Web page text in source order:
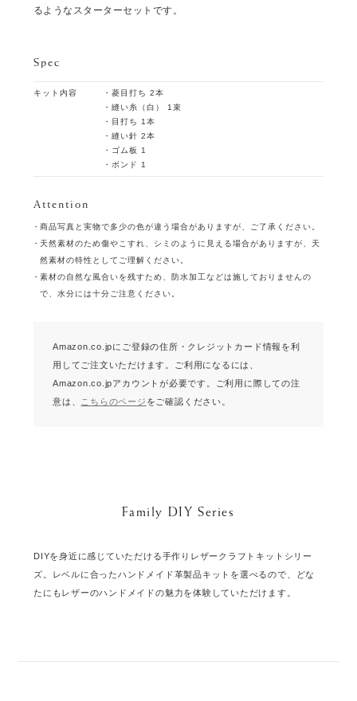
るようなスターターセットです。
Spec
キット内容
・菱目打ち 2本
・縫い糸（白） 1束
・目打ち 1本
・縫い針 2本
・ゴム板 1
・ボンド 1
Attention
商品写真と実物で多少の色が違う場合がありますが、ご了承ください。
天然素材のため傷やこすれ、シミのように見える場合がありますが、天
然素材の特性としてご理解ください。
素材の自然な風合いを残すため、防水加工などは施しておりませんの
で、水分には十分ご注意ください。
Amazon.co.jpにご登録の住所・クレジットカード情報を利
用してご注文いただけます。
ご利用になるには、
Amazon.co.jpアカウントが必要です。
ご利用に際しての注
意は、
こちらのページ をご確認ください。
Family DIY Series
DIYを身近に感じていただける手作りレザークラフトキットシリー
ズ。レベルに合ったハンドメイド革製品キットを選べるので、どな
たにもレザーのハンドメイドの魅力を体験していただけます。